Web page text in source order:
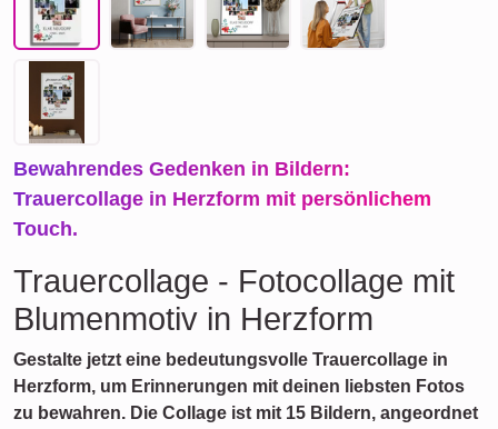
Bewahrendes Gedenken in Bildern:
Trauercollage in Herzform mit persönlichem
Touch.
Trauercollage - Fotocollage mit
Blumenmotiv in Herzform
Gestalte jetzt eine bedeutungsvolle Trauercollage in
Herzform, um Erinnerungen mit deinen liebsten Fotos
zu bewahren. Die Collage ist mit 15 Bildern, angeordnet